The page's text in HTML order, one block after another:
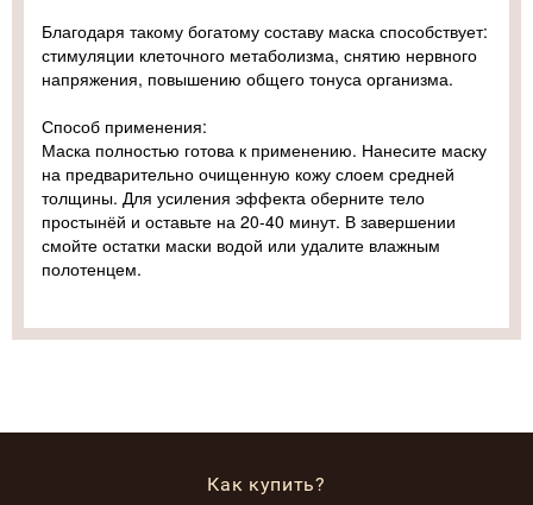
Благодаря такому богатому составу маска способствует:
стимуляции клеточного метаболизма, снятию нервного
напряжения, повышению общего тонуса организма.
Способ применения:
Маска полностью готова к применению. Нанесите маску
на предварительно очищенную кожу слоем средней
толщины. Для усиления эффекта оберните тело
простынёй и оставьте на 20-40 минут. В завершении
смойте остатки маски водой или удалите влажным
полотенцем.
Как купить?